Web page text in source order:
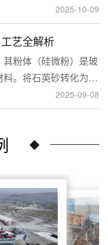
较低，大量细粒金、包
中，造成了巨大的经
2025-10-09
艺全解析
粉体（硅微粉）是玻
。将石英砂转化为高
英砂磨粉成套设备。本
析这条生产线。
2025-09-08